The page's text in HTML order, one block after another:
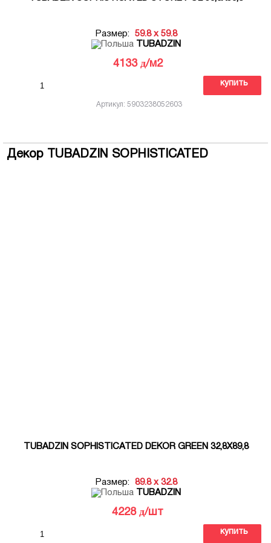
Размер:
59.8 x 59.8
TUBADZIN
4133 д/м2
купить
Артикул: 5903238052603
Декор TUBADZIN SOPHISTICATED
TUBADZIN SOPHISTICATED DEKOR GREEN 32,8X89,8
Размер:
89.8 x 32.8
TUBADZIN
4228 д/шт
купить